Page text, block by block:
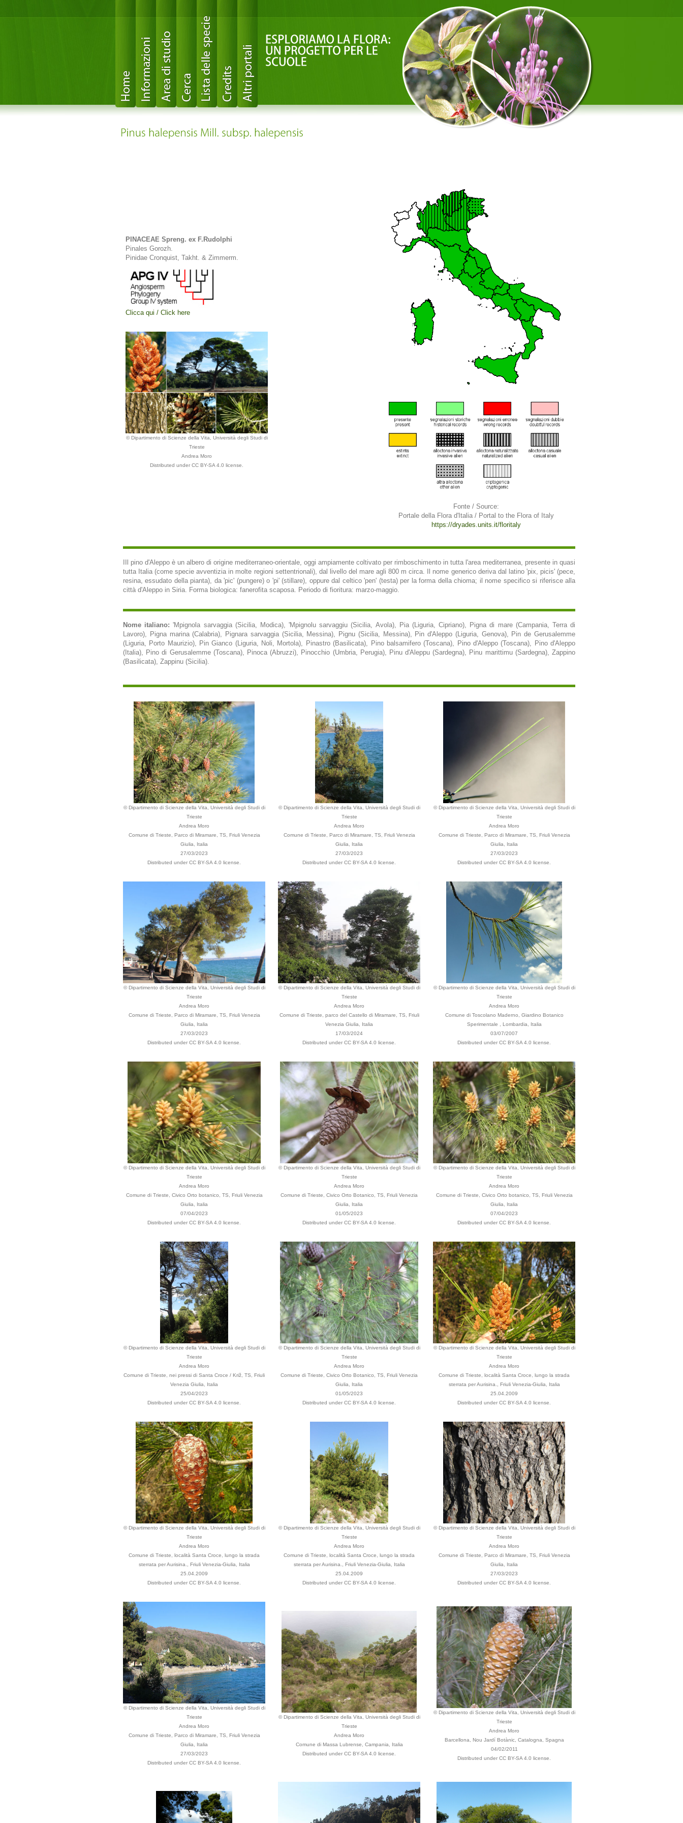
PINACEAE Spreng. ex F.Rudolphi
Pinales Gorozh.
Pinidae Cronquist, Takht. & Zimmerm.
Clicca qui / Click here
© Dipartimento di Scienze della Vita, Università degli Studi di
Trieste
Andrea Moro
Distributed under CC BY-SA 4.0 license.
Fonte / Source:
Portale della Flora d'Italia / Portal to the Flora of Italy
https://dryades.units.it/floritaly
IIl pino d'Aleppo è un albero di origine mediterraneo-orientale, oggi ampiamente coltivato per rimboschimento in tutta l'area mediterranea, presente in quasi
tutta Italia (come specie avventizia in molte regioni settentrionali), dal livello del mare agli 800 m circa. Il nome generico deriva dal latino 'pix, picis' (pece,
resina, essudato della pianta), da 'pic' (pungere) o 'pi' (stillare), oppure dal celtico 'pen' (testa) per la forma della chioma; il nome specifico si riferisce alla
città d'Aleppo in Siria. Forma biologica: fanerofita scaposa. Periodo di fioritura: marzo-maggio.
Nome italiano:'Mpignola sarvaggia (Sicilia, Modica), 'Mpignolu sarvaggiu (Sicilia, Avola), Pia (Liguria, Cipriano), Pigna di mare (Campania, Terra di
Lavoro), Pigna marina (Calabria), Pignara sarvaggia (Sicilia, Messina), Pignu (Sicilia, Messina), Pin d'Aleppo (Liguria, Genova), Pin de Gerusalemme
(Liguria, Porto Maurizio), Pin Gianco (Liguria, Noli, Mortola), Pinastro (Basilicata), Pino balsamifero (Toscana), Pino d'Aleppo (Toscana), Pino d'Aleppo
(Italia), Pino di Gerusalemme (Toscana), Pinoca (Abruzzi), Pinocchio (Umbria, Perugia), Pinu d'Aleppu (Sardegna), Pinu marittimu (Sardegna), Zappino
(Basilicata), Zappinu (Sicilia).
© Dipartimento di Scienze della Vita, Università degli Studi di
Trieste
Andrea Moro
Comune di Trieste, Parco di Miramare, TS, Friuli Venezia
Giulia, Italia
27/03/2023
Distributed under CC BY-SA 4.0 license.
© Dipartimento di Scienze della Vita, Università degli Studi di
Trieste
Andrea Moro
Comune di Trieste, Parco di Miramare, TS, Friuli Venezia
Giulia, Italia
27/03/2023
Distributed under CC BY-SA 4.0 license.
© Dipartimento di Scienze della Vita, Università degli Studi di
Trieste
Andrea Moro
Comune di Trieste, Parco di Miramare, TS, Friuli Venezia
Giulia, Italia
27/03/2023
Distributed under CC BY-SA 4.0 license.
© Dipartimento di Scienze della Vita, Università degli Studi di
Trieste
Andrea Moro
Comune di Trieste, Parco di Miramare, TS, Friuli Venezia
Giulia, Italia
27/03/2023
Distributed under CC BY-SA 4.0 license.
© Dipartimento di Scienze della Vita, Università degli Studi di
Trieste
Andrea Moro
Comune di Trieste, parco del Castello di Miramare, TS, Friuli
Venezia Giulia, Italia
17/03/2024
Distributed under CC BY-SA 4.0 license.
© Dipartimento di Scienze della Vita, Università degli Studi di
Trieste
Andrea Moro
Comune di Toscolano Maderno, Giardino Botanico
Sperimentale , Lombardia, Italia
03/07/2007
Distributed under CC BY-SA 4.0 license.
© Dipartimento di Scienze della Vita, Università degli Studi di
Trieste
Andrea Moro
Comune di Trieste, Civico Orto botanico, TS, Friuli Venezia
Giulia, Italia
07/04/2023
Distributed under CC BY-SA 4.0 license.
© Dipartimento di Scienze della Vita, Università degli Studi di
Trieste
Andrea Moro
Comune di Trieste, Civico Orto Botanico, TS, Friuli Venezia
Giulia, Italia
01/05/2023
Distributed under CC BY-SA 4.0 license.
© Dipartimento di Scienze della Vita, Università degli Studi di
Trieste
Andrea Moro
Comune di Trieste, Civico Orto botanico, TS, Friuli Venezia
Giulia, Italia
07/04/2023
Distributed under CC BY-SA 4.0 license.
© Dipartimento di Scienze della Vita, Università degli Studi di
Trieste
Andrea Moro
Comune di Trieste, nei pressi di Santa Croce / Križ, TS, Friuli
Venezia Giulia, Italia
25/04/2023
Distributed under CC BY-SA 4.0 license.
© Dipartimento di Scienze della Vita, Università degli Studi di
Trieste
Andrea Moro
Comune di Trieste, Civico Orto Botanico, TS, Friuli Venezia
Giulia, Italia
01/05/2023
Distributed under CC BY-SA 4.0 license.
© Dipartimento di Scienze della Vita, Università degli Studi di
Trieste
Andrea Moro
Comune di Trieste, località Santa Croce, lungo la strada
sterrata per Aurisina., Friuli Venezia-Giulia, Italia
25.04.2009
Distributed under CC BY-SA 4.0 license.
© Dipartimento di Scienze della Vita, Università degli Studi di
Trieste
Andrea Moro
Comune di Trieste, località Santa Croce, lungo la strada
sterrata per Aurisina., Friuli Venezia-Giulia, Italia
25.04.2009
Distributed under CC BY-SA 4.0 license.
© Dipartimento di Scienze della Vita, Università degli Studi di
Trieste
Andrea Moro
Comune di Trieste, località Santa Croce, lungo la strada
sterrata per Aurisina., Friuli Venezia-Giulia, Italia
25.04.2009
Distributed under CC BY-SA 4.0 license.
© Dipartimento di Scienze della Vita, Università degli Studi di
Trieste
Andrea Moro
Comune di Trieste, Parco di Miramare, TS, Friuli Venezia
Giulia, Italia
27/03/2023
Distributed under CC BY-SA 4.0 license.
© Dipartimento di Scienze della Vita, Università degli Studi di
Trieste
Andrea Moro
Comune di Trieste, Parco di Miramare, TS, Friuli Venezia
Giulia, Italia
27/03/2023
Distributed under CC BY-SA 4.0 license.
© Dipartimento di Scienze della Vita, Università degli Studi di
Trieste
Andrea Moro
Comune di Massa Lubrense, Campania, Italia
Distributed under CC BY-SA 4.0 license.
© Dipartimento di Scienze della Vita, Università degli Studi di
Trieste
Andrea Moro
Barcellona, Nou Jardí Botànic, Catalogna, Spagna
04/02/2011
Distributed under CC BY-SA 4.0 license.